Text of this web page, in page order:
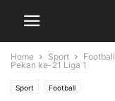
Home Sport Football
Pekan ke-21 Liga 1
Sport Football